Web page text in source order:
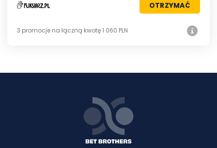
OTRZYMAĆ
3 promocje na łączną kwotę 1 060 PLN